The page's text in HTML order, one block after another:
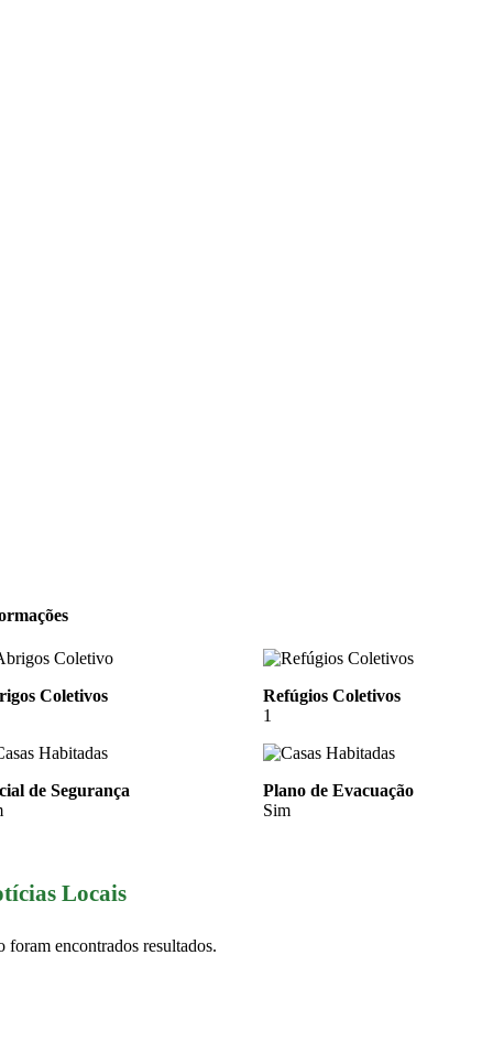
Coletivos
Refúgios Coletivos
1
de Segurança
Plano de Evacuação
Sim
Locais
foram encontrados resultados.